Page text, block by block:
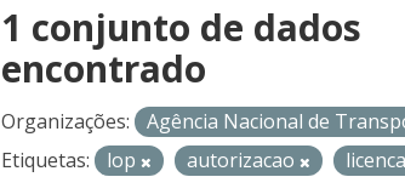
1 conjunto de dados
encontrado
Organizações: Agência Nacional de
Etiquetas:
lop autorizacao